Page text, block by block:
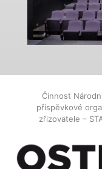
Činnost
příspěvkové
zřizovatele –